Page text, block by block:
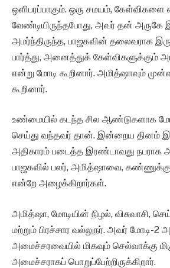
ஒளிபரப்பாகும். ஒரு சமயம்,
வேண்டியிருந்தபோது, அவர் தன் அருகே
அமர்ந்திருந்த, பாஜகவின் தலைவராக
பார்த்து, அனைத்துக் கேள்விகளுக்கும்
என்று மோடி கூறினார். அமித்ஷாவும்
கூறினார்.
உண்மையில் கடந்த சில ஆண்டுகளாக
செய்து வந்தவர் தான். இன்றைய தினம்
அதிகாரம் படைத்த இரண்டாவது நபராக
பாஜகவில் பலர், அமித்ஷாவை,
என்றே அழைக்கிறார்கள்.
அமித்ஷா, மோடியின் நிழல், விசுவாசி,
மற்றும் பிரச்சார வல்லுநர். அவர் மோடி-2
அமைச்சரவையில் மிகவும் செல்வாக்கு
அமைச்சராகப் பொறுப்பேற்றிருக்கிறார்.